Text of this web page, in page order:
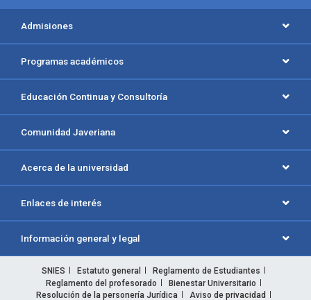
Admisiones
Programas académicos
Educación Continua y Consultoría
Comunidad Javeriana
Acerca de la universidad
Enlaces de interés
Información general y legal
SNIES Estatuto general
Reglamento de Estudiantes
Reglamento del profesorado
Bienestar Universitario
Resolución de la personería Jurídica
Aviso de privacidad